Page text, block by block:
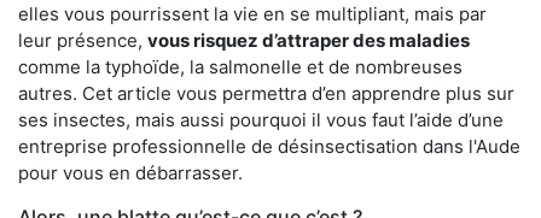
elles vous pourrissent la vie en se multipliant, mais par
leur présence, vous risquez d’attraper des maladies
comme la typhoïde, la salmonelle et de nombreuses
autres. Cet article vous permettra d’en apprendre plus sur
ses insectes, mais aussi pourquoi il vous faut l’aide d’une
entreprise professionnelle de désinsectisation dans l'Aude
pour vous en débarrasser.